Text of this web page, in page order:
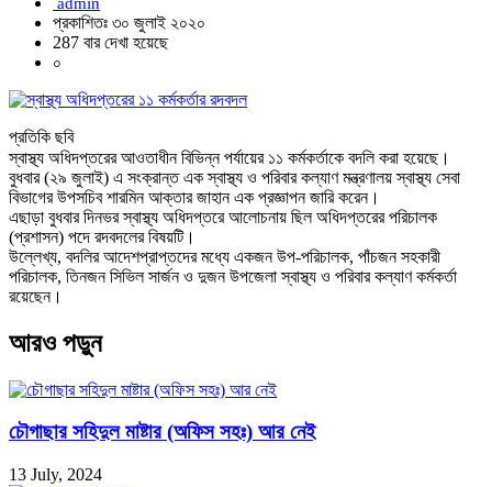
প্রকাশিতঃ ৩০ জুলাই ২০২০
287 বার দেখা হয়েছে
০
প্রতিকি ছবি
স্বাস্থ্য অধিদপ্তরের আওতাধীন বিভিন্ন পর্যায়ের ১১ কর্মকর্তাকে বদলি করা হয়েছে।
বুধবার (২৯ জুলাই) এ সংক্রান্ত এক স্বাস্থ্য ও পরিবার কল্যাণ মন্ত্রণালয় স্বাস্থ্য সেবা
বিভাগের উপসচিব শারমিন আক্তার জাহান এক প্রজ্ঞাপন জারি করেন।
এছাড়া বুধবার দিনভর স্বাস্থ্য অধিদপ্তরে আলোচনায় ছিল অধিদপ্তরের পরিচালক
(প্রশাসন) পদে রদবদলের বিষয়টি।
উল্লেখ্য, বদলির আদেশপ্রাপ্তদের মধ্যে একজন উপ-পরিচালক, পাঁচজন সহকারী
পরিচালক, তিনজন সিভিল সার্জন ও দুজন উপজেলা স্বাস্থ্য ও পরিবার কল্যাণ কর্মকর্তা
রয়েছেন।
আরও পড়ুন
চৌগাছার সহিদুল মাষ্টার (অফিস সহঃ) আর নেই
13 July, 2024